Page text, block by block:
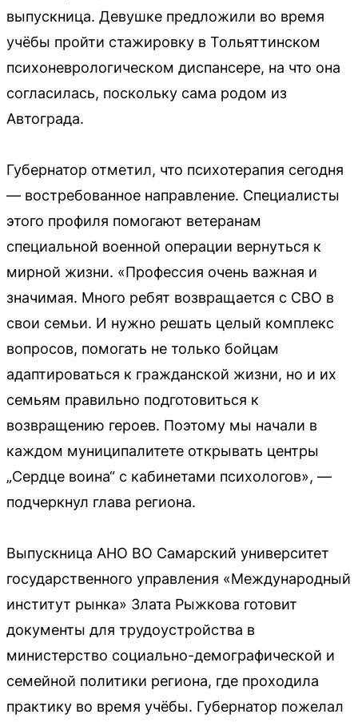
выпускница. Девушке предложили во время
учёбы пройти стажировку в Тольяттинском
психоневрологическом диспансере, на что она
согласилась, поскольку сама родом из
Автограда.
Губернатор отметил, что психотерапия сегодня
— востребованное направление. Специалисты
этого профиля помогают ветеранам
специальной военной операции вернуться к
мирной жизни. «Профессия очень важная и
значимая. Много ребят возвращается с СВО в
свои семьи. И нужно решать целый комплекс
вопросов, помогать не только бойцам
адаптироваться к гражданской жизни, но и их
семьям правильно подготовиться к
возвращению героев. Поэтому мы начали в
каждом муниципалитете открывать центры
„Сердце воина“ с кабинетами психологов», —
подчеркнул глава региона.
Выпускница АНО ВО Самарский университет
государственного управления «Международный
институт рынка» Злата Рыжкова готовит
документы для трудоустройства в
министерство социально-демографической и
семейной политики региона, где проходила
практику во время учёбы. Губернатор пожелал